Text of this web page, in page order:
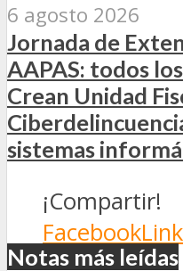
6 agosto 2026
Jornada de
AAPAS: todos
Crean Unidad
sistemas
¡Compartir!
Facebook
Notas más leídas